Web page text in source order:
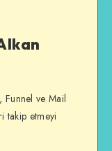
ve Mail
takip etmeyi